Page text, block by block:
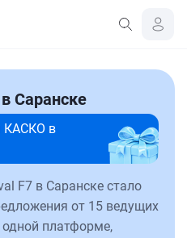
Саранске
КАСКО в
F7 в Саранске стало
от 15 ведущих
платформе,